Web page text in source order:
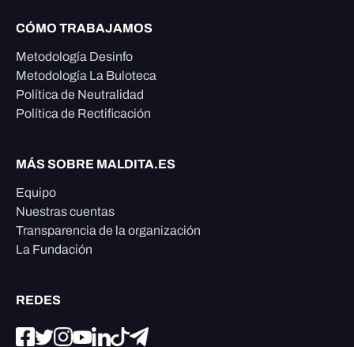
CÓMO TRABAJAMOS
Metodología Desinfo
Metodología La Buloteca
Política de Neutralidad
Política de Rectificación
MÁS SOBRE MALDITA.ES
Equipo
Nuestras cuentas
Transparencia de la organización
La Fundación
REDES